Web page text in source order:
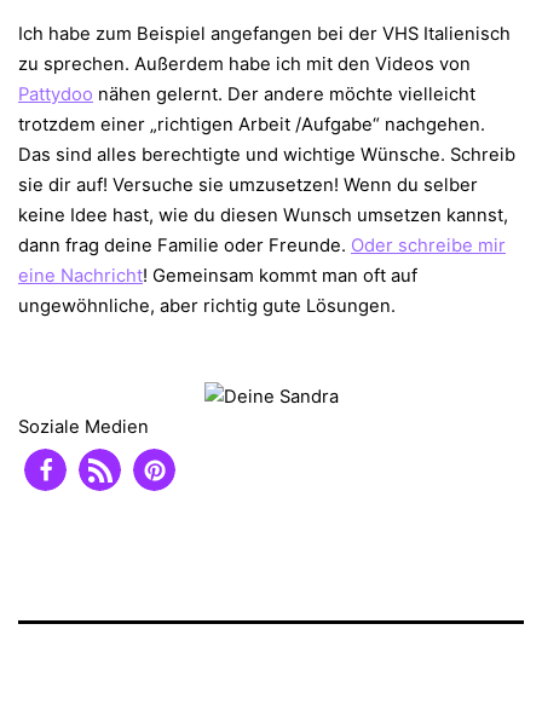
Ich habe zum Beispiel angefangen bei der VHS Italienisch
zu sprechen. Außerdem habe ich mit den Videos von
Pattydoo nähen gelernt. Der andere möchte vielleicht
trotzdem einer „richtigen Arbeit /Aufgabe“ nachgehen.
Das sind alles berechtigte und wichtige Wünsche. Schreib
sie dir auf! Versuche sie umzusetzen! Wenn du selber
keine Idee hast, wie du diesen Wunsch umsetzen kannst,
dann frag deine Familie oder Freunde. Oder schreibe mir
eine Nachricht! Gemeinsam kommt man oft auf
ungewöhnliche, aber richtig gute Lösungen.
Soziale Medien